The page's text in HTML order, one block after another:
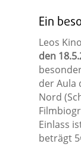
Ein
Leos
den
der Aula
Nord
Einlass
beträgt